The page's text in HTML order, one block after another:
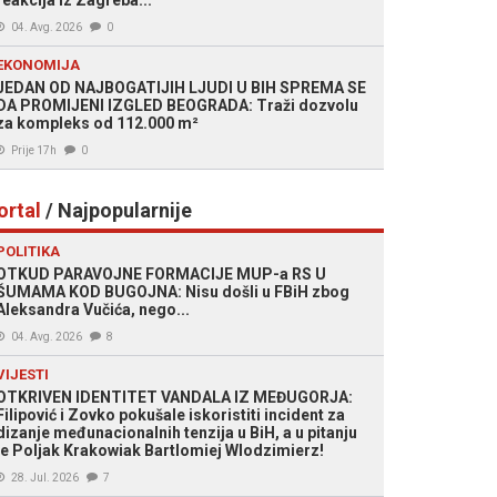
04. Avg. 2026 0
OD NAJBOGATIJIH LJUDI U BIH SPREMA SE
PROMIJENI IZGLED BEOGRADA: Traži dozvolu
kompleks od 112.000 m²
Prije 17h 0
/ Najpopularnije
PARAVOJNE FORMACIJE MUP-a RS U
KOD BUGOJNA: Nisu došli u FBiH zbog
Vučića, nego...
04. Avg. 2026 8
IDENTITET VANDALA IZ MEĐUGORJA:
i Zovko pokušale iskoristiti incident za
međunacionalnih tenzija u BiH, a u pitanju
Poljak Krakowiak Bartlomiej Wlodzimierz!
28. Jul. 2026 7